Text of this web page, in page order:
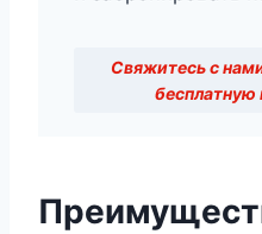
Свяжитесь с
бесплатную